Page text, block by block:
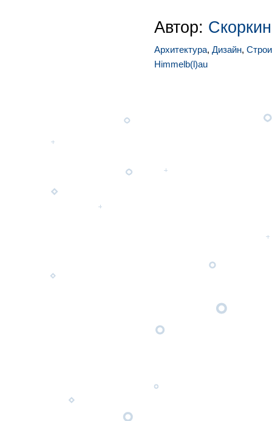
Автор:
Архитектура, Дизайн,
Himmelb(l)au